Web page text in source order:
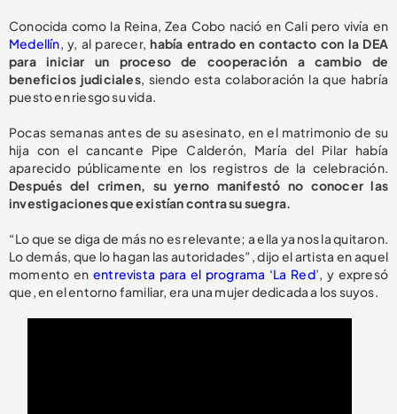
Conocida como la Reina, Zea Cobo nació en Cali pero vivía en
Medellín, y, al parecer,había entrado en contacto con la DEA
para iniciar un proceso de cooperación a cambio de
beneficios judiciales, siendo esta colaboración la que habría
puesto en riesgo su vida.
Pocas semanas antes de su asesinato, en el matrimonio de su
hija con el cancante Pipe Calderón, María del Pilar había
aparecido públicamente en los registros de la celebración.
Después del crimen, su yerno manifestó no conocer las
investigaciones que existían contra su suegra.
“Lo que se diga de más no es relevante; a ella ya nos la quitaron.
Lo demás, que lo hagan las autoridades”, dijo el artista en aquel
momento en entrevista para el programa ‘La Red’, y expresó
que, en el entorno familiar, era una mujer dedicada a los suyos.